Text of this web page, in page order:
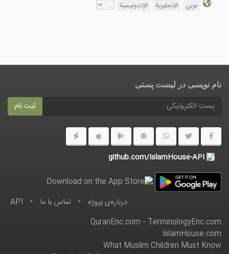
عربي الإنجليزية الإندونيسية
نام نویسی در ليست پستى
ثبت نام
github.com/IslamHouse-API
درباره‌ى پروژه • تماس با ما •
API
QuranEnc.com - TerminologyEnc.com
IslamHouse.com
What Muslim Children Must Know